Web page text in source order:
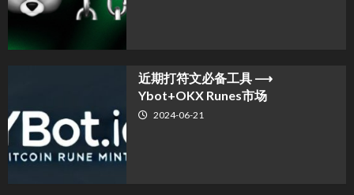
近期打符文必备工具 ⟶
Ybot+OKX Runes市场
2024-06-21